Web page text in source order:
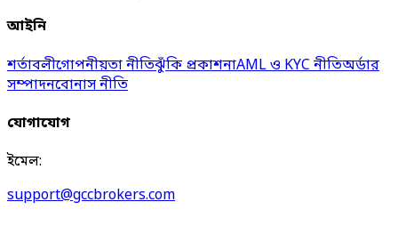
আইনি
শর্তাবলীগোপনীয়তা নীতিঝুঁকি প্রকাশনাAML ও KYC নীতিঅর্ডার
সম্পাদনবোনাস নীতি
যোগাযোগ
ইমেল:
support@gccbrokers.com